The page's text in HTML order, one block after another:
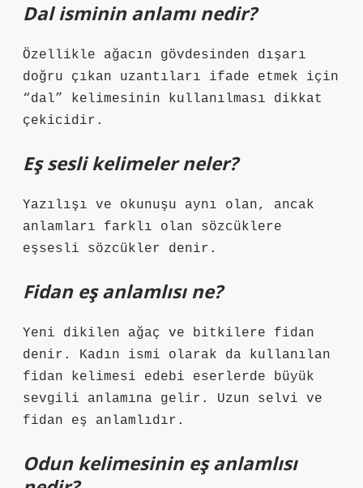
Dal isminin anlamı nedir?
Özellikle ağacın gövdesinden dışarı
doğru çıkan uzantıları ifade etmek için
“dal” kelimesinin kullanılması dikkat
çekicidir.
Eş sesli kelimeler neler?
Yazılışı ve okunuşu aynı olan, ancak
anlamları farklı olan sözcüklere
eşsesli sözcükler denir.
Fidan eş anlamlısı ne?
Yeni dikilen ağaç ve bitkilere fidan
denir. Kadın ismi olarak da kullanılan
fidan kelimesi edebi eserlerde büyük
sevgili anlamına gelir. Uzun selvi ve
fidan eş anlamlıdır.
Odun kelimesinin eş anlamlısı